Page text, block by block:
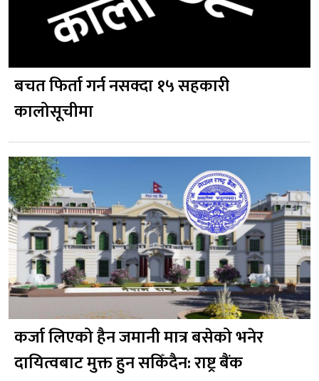
बचत फिर्ता गर्न नसक्दा १५ सहकारी
कालोसूचीमा
कर्जा लिएको हैन जमानी मात्र बसेको भनेर
दायित्वबाट मुक्त हुन सकिँदैन: राष्ट्र बैंक